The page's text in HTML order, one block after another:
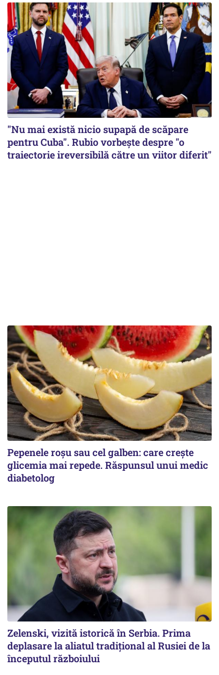
"Nu mai există nicio supapă de scăpare
pentru Cuba". Rubio vorbește despre "o
traiectorie ireversibilă către un viitor diferit"
Pepenele roșu sau cel galben: care crește
glicemia mai repede. Răspunsul unui medic
diabetolog
Zelenski, vizită istorică în Serbia. Prima
deplasare la aliatul tradițional al Rusiei de la
începutul războiului